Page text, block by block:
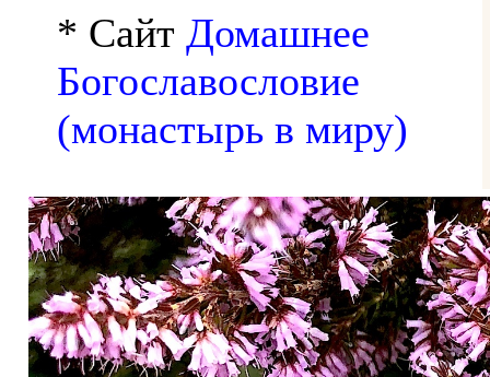
* Сайт Домашнее
Богославословие
(монастырь в миру)